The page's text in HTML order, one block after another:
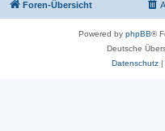
Foren-Übersicht
Powered by phpBB®
Deutsche
Datenschutz|